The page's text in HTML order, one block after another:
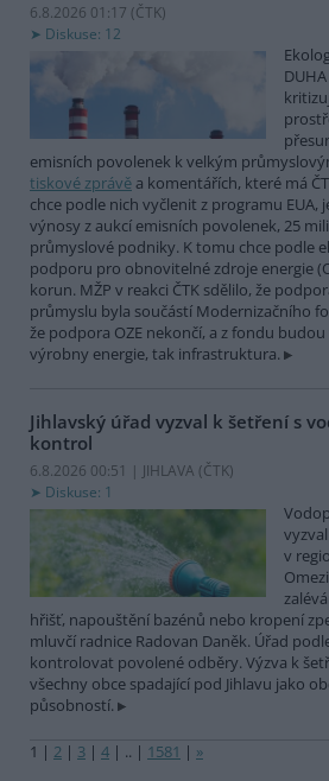
6.8.2026 01:17 (ČTK)
Diskuse: 12
emisních povolenek k velkým
tiskové zprávě a komentářích, které má
chce podle nich vyčlenit z programu EUA,
výnosy z aukcí emisních povolenek, 25
průmyslové podniky. K tomu chce podle
podporu pro obnovitelné zdroje energie
korun. MŽP v reakci ČTK sdělilo, že
průmyslu byla součástí Modernizačního
že podpora OZE nekončí, a z fondu
výrobny energie, tak infrastruktura.
Jihlavský úřad vyzval k šetření s
kontrol
6.8.2026 00:51 | JIHLAVA (ČTK)
Diskuse: 1
v
hřišť, napouštění bazénů nebo kropení
mluvčí radnice Radovan Daněk. Úřad
kontrolovat povolené odběry. Výzva k
všechny obce spadající pod Jihlavu jako
působností.
1 | 2 | 3 | 4 | .. | 1581 | »